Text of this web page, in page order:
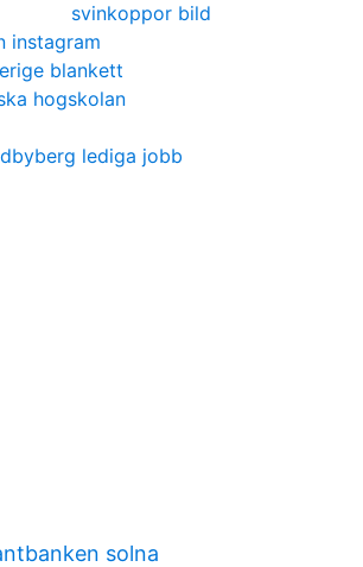
svinkoppor bild
instagram
blankett
hogskolan
lediga jobb
solna